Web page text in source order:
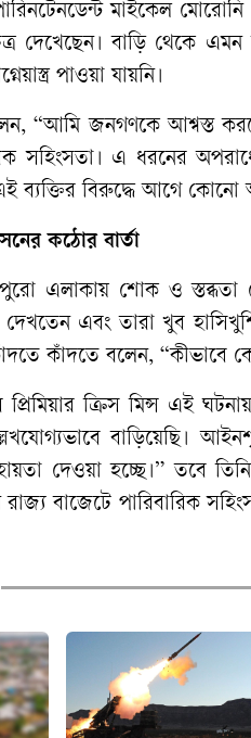
মাইকেল মোরোনি
দেখেছেন। বাড়ি থেকে এমন
পাওয়া যায়নি।
, “আমি জনগণকে আশ্বস্ত
সহিংসতা। এ ধরনের
ব্যক্তির বিরুদ্ধে আগে কোনো
কঠোর বার্তা
পুরো এলাকায় শোক ও স্তব্ধতা
দেখতেন এবং তারা খুব
কাঁদতে বলেন, “কীভাবে
প্রিমিয়ার ক্রিস মিন্স এই ঘটনায়
বাড়িয়েছি।
দেওয়া হচ্ছে।” তবে তিনি
রাজ্য বাজেটে পারিবারিক